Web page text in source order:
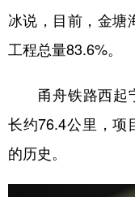
冰说，目前，金塘
工程总量83.6%。
甬舟铁路西起宁
长约76.4公里，项
的历史。